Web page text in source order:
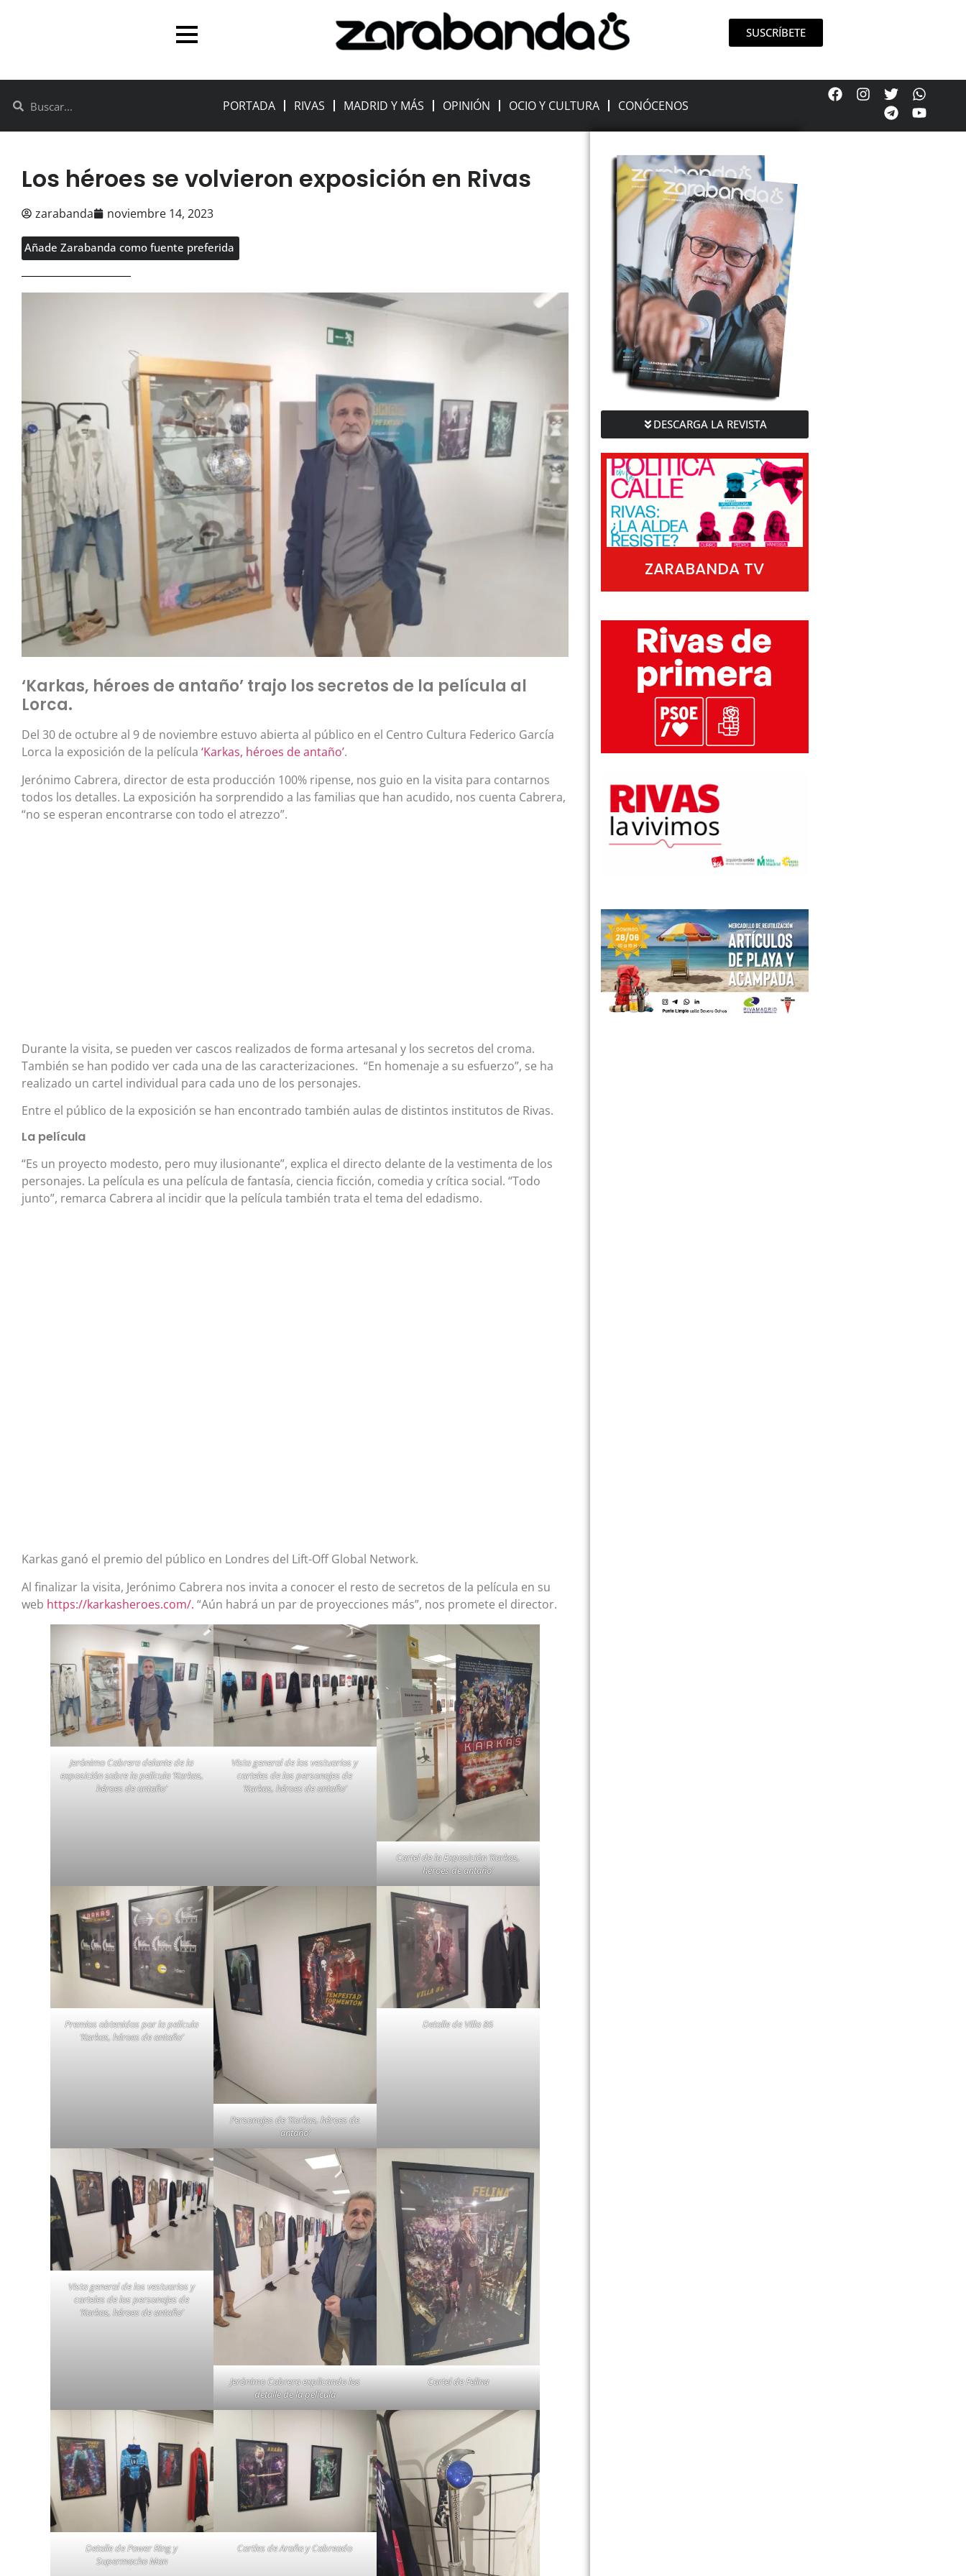
SUSCRÍBETE
PORTADA RIVAS MADRID Y MÁS OPINIÓN OCIO Y CULTURA CONÓCENOS
Los héroes se volvieron exposición en Rivas
zarabanda noviembre 14, 2023
Añade Zarabanda como fuente preferida
‘Karkas, héroes de antaño’ trajo los secretos de la película al
Lorca.
Del 30 de octubre al 9 de noviembre estuvo abierta al público en el Centro Cultura Federico García
Lorca la exposición de la película ‘Karkas, héroes de antaño’.
Jerónimo Cabrera, director de esta producción 100% ripense, nos guio en la visita para contarnos
todos los detalles. La exposición ha sorprendido a las familias que han acudido, nos cuenta Cabrera,
“no se esperan encontrarse con todo el atrezzo”.
Durante la visita, se pueden ver cascos realizados de forma artesanal y los secretos del croma.
También se han podido ver cada una de las caracterizaciones. “En homenaje a su esfuerzo”, se ha
realizado un cartel individual para cada uno de los personajes.
Entre el público de la exposición se han encontrado también aulas de distintos institutos de Rivas.
La película
“Es un proyecto modesto, pero muy ilusionante”, explica el directo delante de la vestimenta de los
personajes. La película es una película de fantasía, ciencia ficción, comedia y crítica social. “Todo
junto”, remarca Cabrera al incidir que la película también trata el tema del edadismo.
Karkas ganó el premio del público en Londres del Lift-Off Global Network.
Al finalizar la visita, Jerónimo Cabrera nos invita a conocer el resto de secretos de la película en su
web https://karkasheroes.com/. “Aún habrá un par de proyecciones más”, nos promete el director.
Jerónimo Cabrera delante de la
exposición sobre la película ‘Karkas,
héroes de antaño’
Vista general de los vestuarios y
carteles de los personajes de
‘Karkas, héroes de antaño’
Cartel de la Exposición ‘Karkas,
héroes de antaño’
Premios obtenidos por la película
‘Karkas, héroes de antaño’
Personajes de ‘Karkas, héroes de
antaño’
Detalle de Villa 86
Vista general de los vestuarios y
carteles de los personajes de
‘Karkas, héroes de antaño’
Jerónimo Cabrera explicando los
detalle de la película
Cartel de Felina
Detalle de Power Ring y
Supermacho Man
Cartles de Araña y Cabreado
DESCARGA LA REVISTA
ZARABANDA TV